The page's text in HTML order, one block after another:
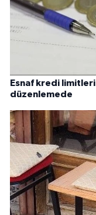
Esnaf kredi
düzenlemede